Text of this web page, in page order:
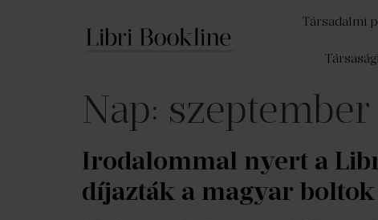
Társadalmi
Nap:
Irodalommal nyert a
díjazták a magyar